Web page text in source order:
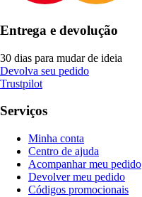
Entrega e devolução
30 dias para mudar de ideia
Devolva seu pedido
Trustpilot
Serviços
Minha conta
Centro de ajuda
Acompanhar meu pedido
Devolver meu pedido
Códigos promocionais